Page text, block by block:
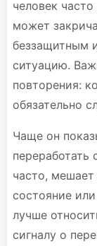
человек часто
может
беззащитным
ситуацию.
повторения:
обязательно
Чаще он
переработать
часто, мешает
состояние
лучше
сигналу о